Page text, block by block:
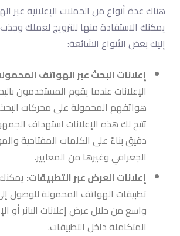
هناك عدة أنواع من الحملات الإعلانية عبر
يمكنك الاستفادة منها للترويج لعملك
إليك بعض الأنواع الشائعة:
إعلانات البحث عبر الهواتف
الإعلانات عندما يقوم المستخدمون
هواتفهم المحمولة على محركات
تتيح لك هذه الإعلانات استهداف
دقيق بناءً على الكلمات المفتاحية
الجغرافي وغيرها من المعايير.
إعلانات العرض عبر التطبيقات:
تطبيقات الهواتف المحمولة للوصول
واسع من خلال عرض إعلانات البانر أو
المتكاملة داخل التطبيقات.